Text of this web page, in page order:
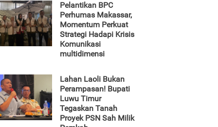
Pelantikan BPC
Perhumas Makassar,
Momentum Perkuat
Strategi Hadapi Krisis
Komunikasi
multidimensi
Lahan Laoli Bukan
Perampasan! Bupati
Luwu Timur
Tegaskan Tanah
Proyek PSN Sah Milik